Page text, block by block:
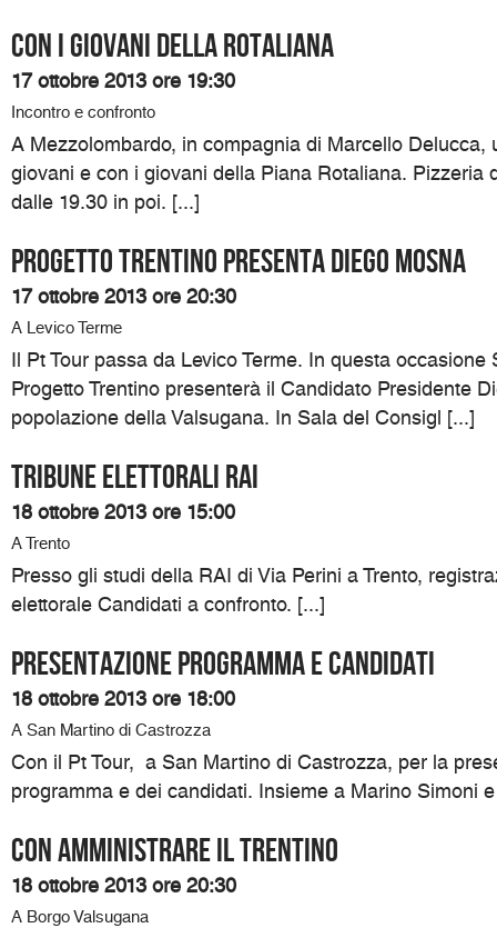
Con i giovani della Rotaliana
17 ottobre 2013 ore 19:30
Incontro e confronto
A Mezzolombardo, in compagnia di Marcello Delucca,
giovani e con i giovani della Piana Rotaliana. Pizzeria
dalle 19.30 in poi. [...]
Progetto Trentino presenta Diego Mosna
17 ottobre 2013 ore 20:30
A Levico Terme
Il Pt Tour passa da Levico Terme. In questa occasione
Progetto Trentino presenterà il Candidato Presidente
popolazione della Valsugana. In Sala del Consigl [...]
TRIBUNE ELETTORALI RAI
18 ottobre 2013 ore 15:00
A Trento
Presso gli studi della RAI di Via Perini a Trento,
elettorale Candidati a confronto. [...]
Presentazione programma e candidati
18 ottobre 2013 ore 18:00
A San Martino di Castrozza
Con il Pt Tour, a San Martino di Castrozza, per la
programma e dei candidati. Insieme a Marino Simoni
Con Amministrare il Trentino
18 ottobre 2013 ore 20:30
A Borgo Valsugana